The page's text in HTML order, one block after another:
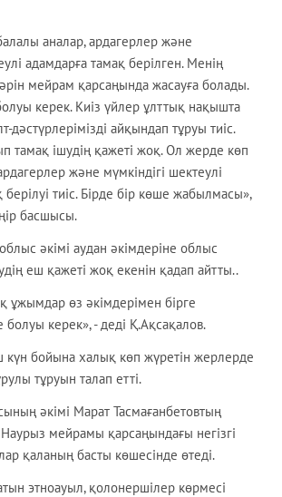
аналар, ардагерлер және
адамдарға тамақ берілген. Менің
мейрам қарсаңында жасауға болады.
керек. Киіз үйлер ұлттық нақышта
дәстүрлерімізді айқындап тұруы тиіс.
тамақ ішудің қажеті жоқ. Ол жерде көп
және мүмкіндігі шектеулі
тиіс. Бірде бір көше жабылмасы»,
басшысы.
әкімі аудан әкімдеріне облыс
еш қажеті жоқ екенін қадап айтты..
өз әкімдерімен бірге
болуы керек», - деді Қ.Ақсақалов.
күн бойына халық көп жүретін жерлерде
тұруын талап етті.
әкімі Марат Тасмағанбетовтың
мейрамы қарсаңындағы негізгі
қаланың басты көшесінде өтеді.
этноауыл, қолонершілер көрмесі